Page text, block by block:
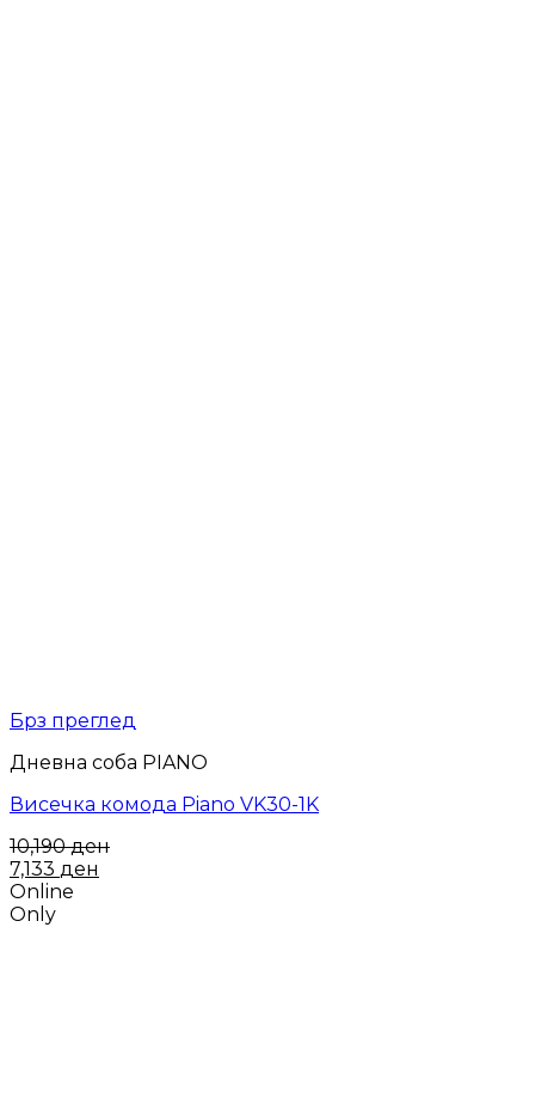
Брз преглед
Дневна соба PIANO
Висечка комода Piano VK30-1K
10,190ден
7,133 ден
Online
Only